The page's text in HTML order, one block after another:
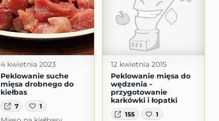
4 kwietnia 2023
Peklowanie suche
mięsa drobnego do
kiełbas
7 1
12 kwietnia 2015
Peklowanie mięsa do
wędzenia -
przygotowanie
karkówki i łopatki
155 1